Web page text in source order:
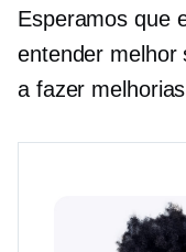
Esperamos que
entender melhor
a fazer